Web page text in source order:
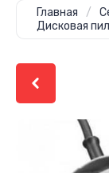
Главная /
Дисковая